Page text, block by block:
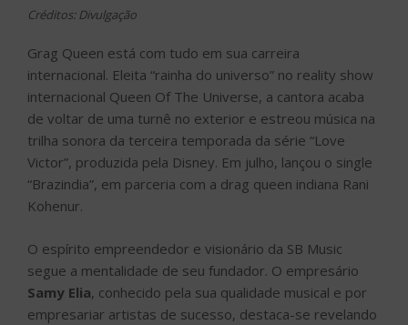
Créditos: Divulgação
Grag Queen está com tudo em sua carreira
internacional. Eleita “rainha do universo” no reality show
internacional Queen Of The Universe, a cantora acaba
de voltar de uma turnê no exterior e estreou música na
trilha sonora da terceira temporada da série “Love
Victor”, produzida pela Disney. Em julho, lançou o single
“Brazindia”, em parceria com a drag queen indiana Rani
Kohenur.
O espírito empreendedor e visionário da SB Music
segue a mentalidade de seu fundador. O empresário
Samy Elia, conhecido pela sua qualidade musical e por
empresariar artistas de sucesso, destaca-se revelando